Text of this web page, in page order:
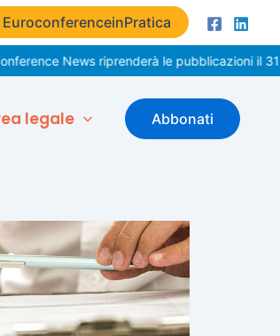
News riprenderà le pubblicazioni il 31
legale Abbonati